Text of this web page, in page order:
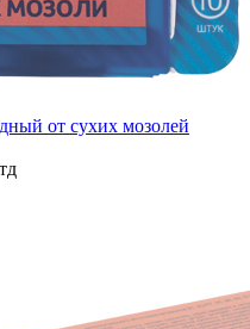
от сухих мозолей